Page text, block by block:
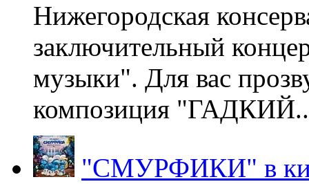
Нижегородская
заключительный
музыки". Для вас
композиция
"СМУРФИКИ" в